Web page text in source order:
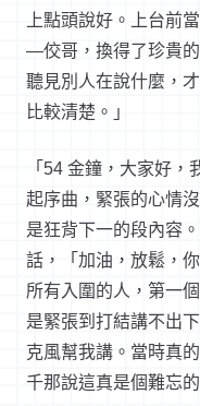
上點頭說好。上台前
—佼哥，換得了珍貴的
聽見別人在說什麼，
比較清楚。」
「54 金鐘，大家好
起序曲，緊張的心情
是狂背下一的段內容
話，「加油，放鬆，
所有入圍的人，第一
是緊張到打結講不出
克風幫我講。當時真
千那說這真是個難忘的